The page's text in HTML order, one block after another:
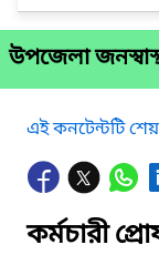
উপজেলা
এই কনটেন্টটি
কর্মচারী